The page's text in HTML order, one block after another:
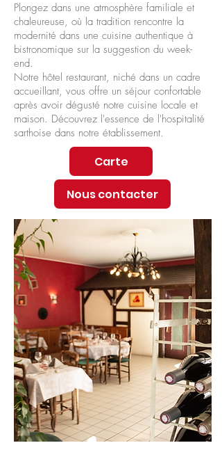
Plongez dans une atmosphère familiale et
chaleureuse, où la tradition rencontre la
modernité dans une cuisine authentique à
bistronomique sur la suggestion du week-
end.
Notre hôtel restaurant, niché dans un cadre
accueillant, vous offre un séjour confortable
après avoir dégusté notre cuisine locale et
maison. Découvrez l'essence de l'hospitalité
sarthoise dans notre établissement.
Carte
Nous contacter